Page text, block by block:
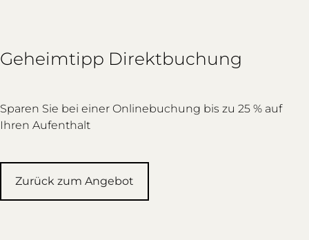
Geheimtipp Direktbuchung
Sparen Sie bei einer Onlinebuchung bis zu 25 % auf
Ihren Aufenthalt
Zurück zum Angebot